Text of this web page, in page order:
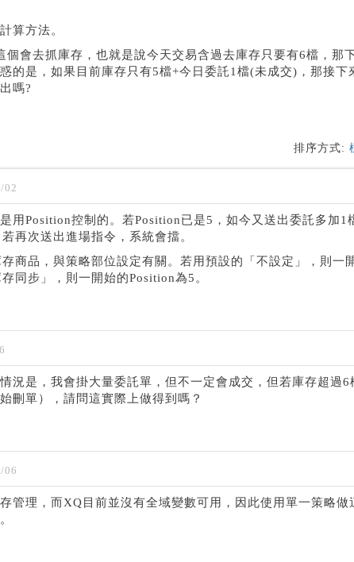
算方法。
會去抓庫存，也就是說今天交易含過去庫存只要有6檔，那
的是，如果目前庫存只有5檔+今日委託1檔(未成交)，那接下
嗎?
排序方式:
02
用Position控制的。若Position已是5，如今又送出委託多加1
再次送出進場指令，系統會擋。
商品，與策略部位設定有關。若用預設的「不設定」，則一
同步」，則一開始的Position為5。
況是，我會掛大量委託單，但不一定會成交，但若庫存超過6
刪單），請問這實際上做得到嗎？
06
管理，而XQ目前並沒有全域變數可用，因此使用單一策略做